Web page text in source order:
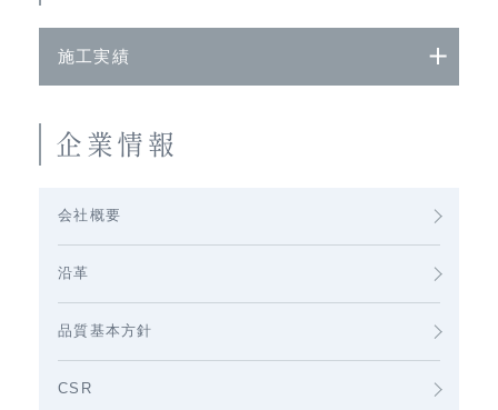
施工実績
企業情報
会社概要
沿革
品質基本方針
CSR